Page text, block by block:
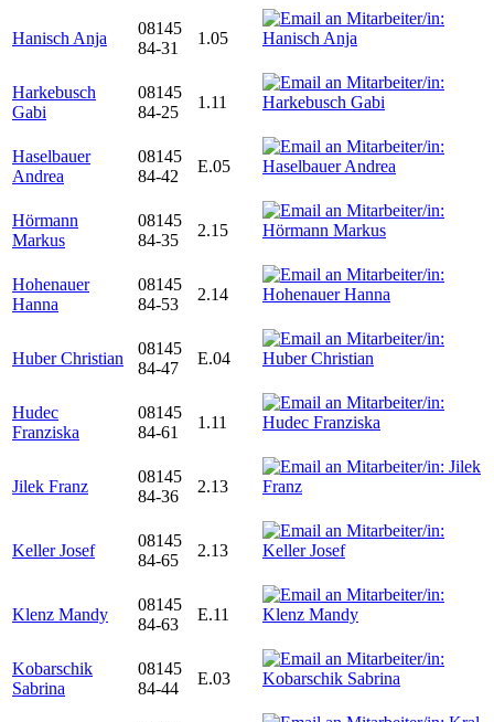
Hanisch Anja
08145
84-31
1.05
Harkebusch
Gabi
08145
84-25
1.11
Haselbauer
Andrea
08145
84-42
E.05
Hörmann
Markus
08145
84-35
2.15
Hohenauer
Hanna
08145
84-53
2.14
Huber Christian
08145
84-47
E.04
Hudec
Franziska
08145
84-61
1.11
Jilek Franz
08145
84-36
2.13
Keller Josef
08145
84-65
2.13
Klenz Mandy
08145
84-63
E.11
Kobarschik
Sabrina
08145
84-44
E.03